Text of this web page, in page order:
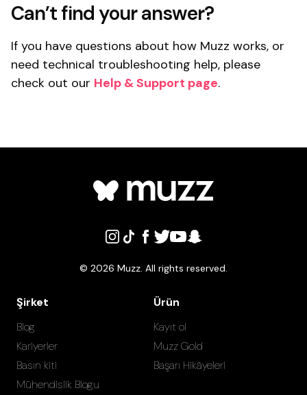
Can’t find your answer?
If you have questions about how Muzz works, or
need technical troubleshooting help, please
check out our Help & Support page.
© 2026 Muzz. All rights reserved.
Şirket
Blog
Kariyerler
Basın kiti
Mühendislik Blogu
Ürün
Kayıt ol
Muzz Gold
Başarı Hikâyeleri